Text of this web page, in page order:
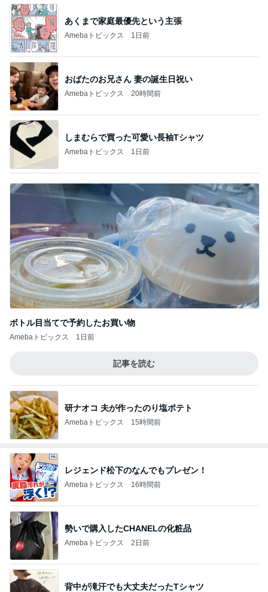
あくまで家庭最優先という主張
Amebaトピックス 1日前
おばたのお兄さん 妻の誕生日祝い
Amebaトピックス 20時間前
しまむらで買った可愛い長袖Tシャツ
Amebaトピックス 1日前
ボトル目当てで予約したお買い物
Amebaトピックス 1日前
記事を読む
研ナオコ 夫が作ったのり塩ポテト
Amebaトピックス 15時間前
レジェンド松下のなんでもプレゼン！
Amebaトピックス 16時間前
勢いで購入したCHANELの化粧品
Amebaトピックス 2日前
背中が滝汗でも大丈夫だったTシャツ